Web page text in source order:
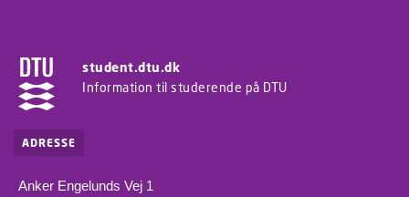
student.dtu.dk
Information til studerende på DTU
ADRESSE
Anker Engelunds Vej 1